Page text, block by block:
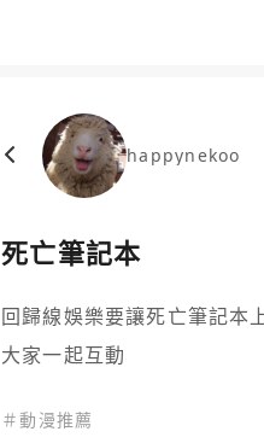
happynekoo
死亡筆記本
回歸線娛樂要讓死亡筆記本
大家一起互動
＃動漫推薦